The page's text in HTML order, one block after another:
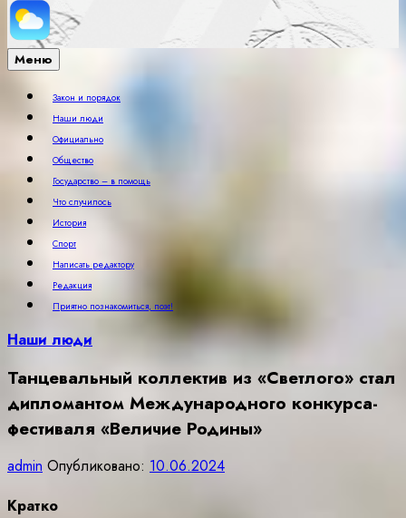
Меню
Закон и порядок
Наши люди
Официально
Общество
Государство – в помощь
Что случилось
История
Спорт
Написать редактору
Редакция
Приятно познакомиться, поэт!
Наши люди
Танцевальный коллектив из «Светлого» стал
дипломантом Международного конкурса-
фестиваля «Величие Родины»
admin Опубликовано: 10.06.2024
Кратко